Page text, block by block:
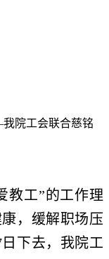
院工会联合慈铭
教工”的工作理
，缓解职场压
下去，我院工